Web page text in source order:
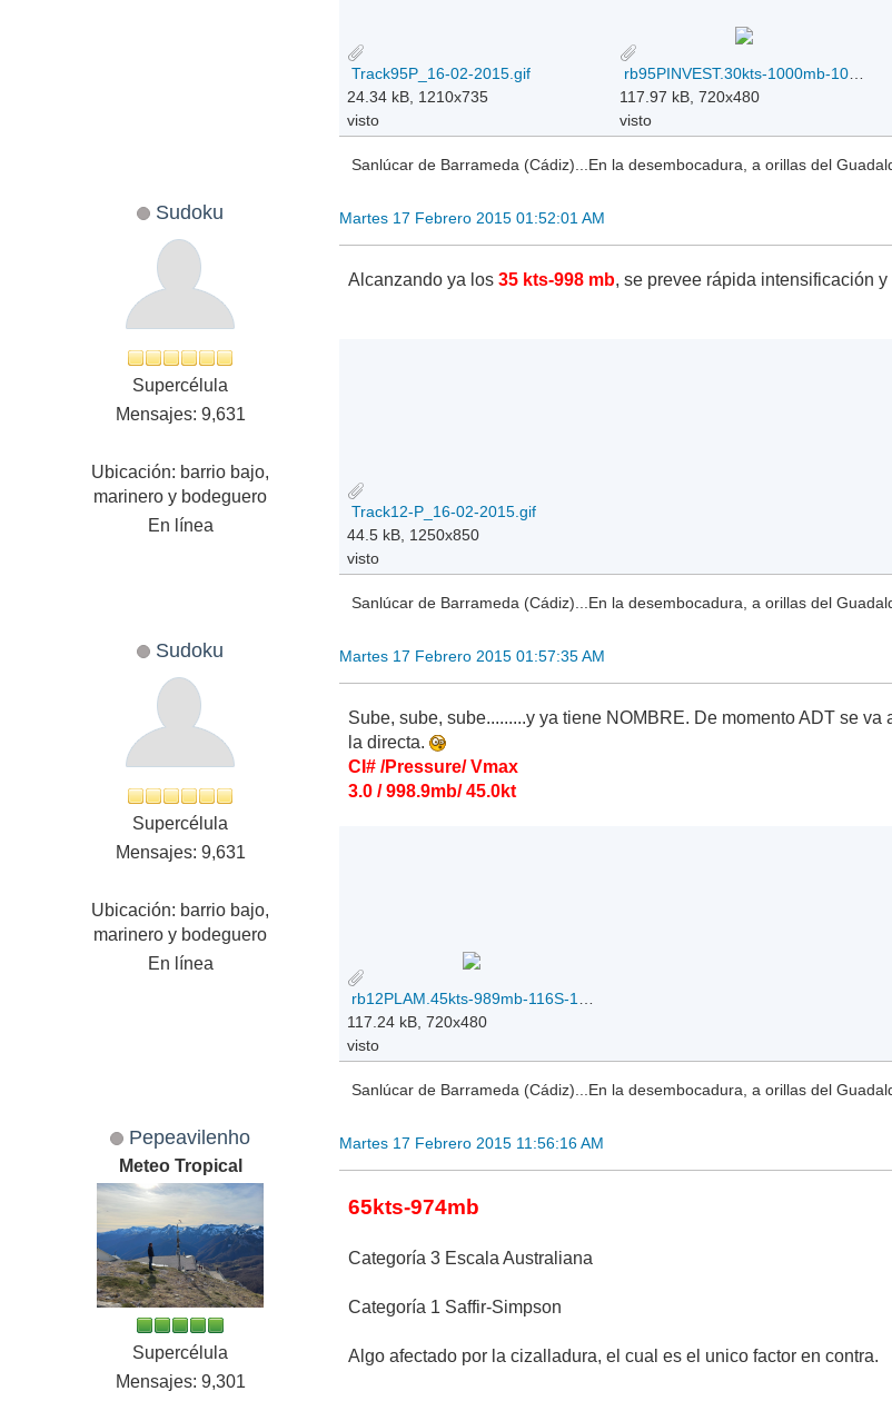
Track95P_16-02-2015.gif
24.34 kB, 1210x735
visto
117.97 kB, 720x480
visto
Sanlúcar de Barrameda (Cádiz)...En la desembocadura, a orillas del
Sudoku
Supercélula
Mensajes: 9,631
Ubicación: barrio bajo,
marinero y bodeguero
En línea
Martes 17 Febrero 2015 01:52:01 AM
Alcanzando ya los35 kts-998 mb, se prevee rápida intensificación
Track12-P_16-02-2015.gif
44.5 kB, 1250x850
visto
Sanlúcar de Barrameda (Cádiz)...En la desembocadura, a orillas del
Sudoku
Supercélula
Mensajes: 9,631
Ubicación: barrio bajo,
marinero y bodeguero
En línea
Martes 17 Febrero 2015 01:57:35 AM
Sube, sube, sube.........y ya tiene NOMBRE. De momento ADT se
la directa.
CI# /Pressure/ Vmax
3.0 / 998.9mb/ 45.0kt
117.24 kB, 720x480
visto
Sanlúcar de Barrameda (Cádiz)...En la desembocadura, a orillas del
Pepeavilenho
Meteo Tropical
Supercélula
Mensajes: 9,301
Martes 17 Febrero 2015 11:56:16 AM
65kts-974mb
Categoría 3 Escala Australiana
Categoría 1 Saffir-Simpson
Algo afectado por la cizalladura, el cual es el unico factor en contra.